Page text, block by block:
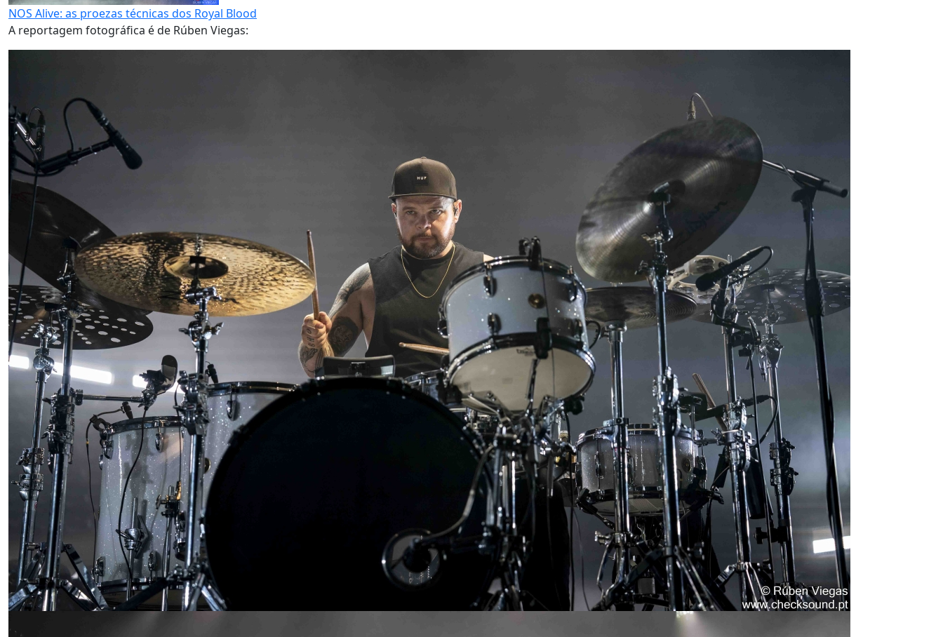
NOS Alive: as proezas técnicas dos Royal Blood
A reportagem fotográfica é de Rúben Viegas: